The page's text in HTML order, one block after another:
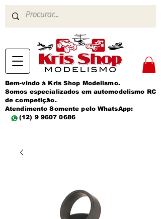
Bem-vindo à Kris Shop Modelismo.
Somos especializados em automodelismo RC
de competição.
Atendimento Somente pelo WhatsApp:
(12) 9 9607 0686